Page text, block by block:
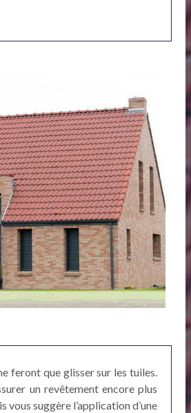
feront que glisser sur les tuiles.
un revêtement encore plus
suggère l’application d’une